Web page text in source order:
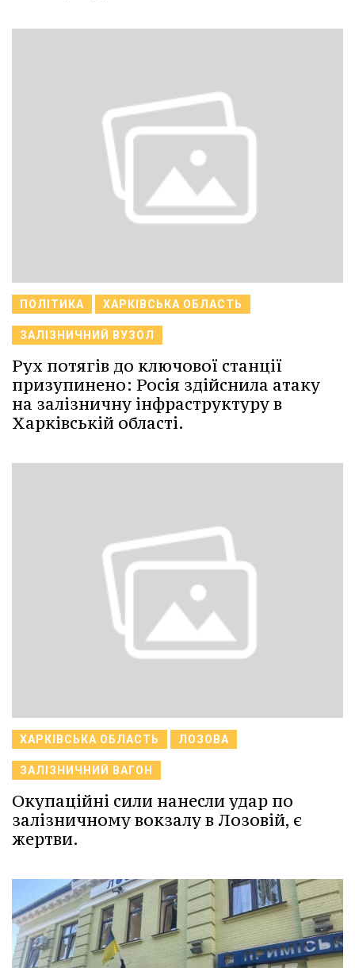
ПОЛІТИКА ХАРКІВСЬКА ОБЛАСТЬ
ЗАЛІЗНИЧНИЙ ВУЗОЛ
Рух потягів до ключової станції
призупинено: Росія здійснила атаку
на залізничну інфраструктуру в
Харківській області.
ХАРКІВСЬКА ОБЛАСТЬ ЛОЗОВА
ЗАЛІЗНИЧНИЙ ВАГОН
Окупаційні сили нанесли удар по
залізничному вокзалу в Лозовій, є
жертви.